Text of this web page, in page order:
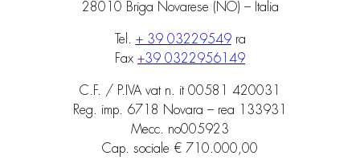
28010 Briga Novarese (NO) – Italia
Tel. + 39 03229549ra
Fax +39 0322956149
C.F. / P.IVA vat n. it 00581 420031
Reg. imp. 6718 Novara – rea 133931
Mecc. no005923
Cap. sociale € 710.000,00